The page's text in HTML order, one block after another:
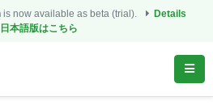
is now available as beta (trial).
Details
日本語版はこちら